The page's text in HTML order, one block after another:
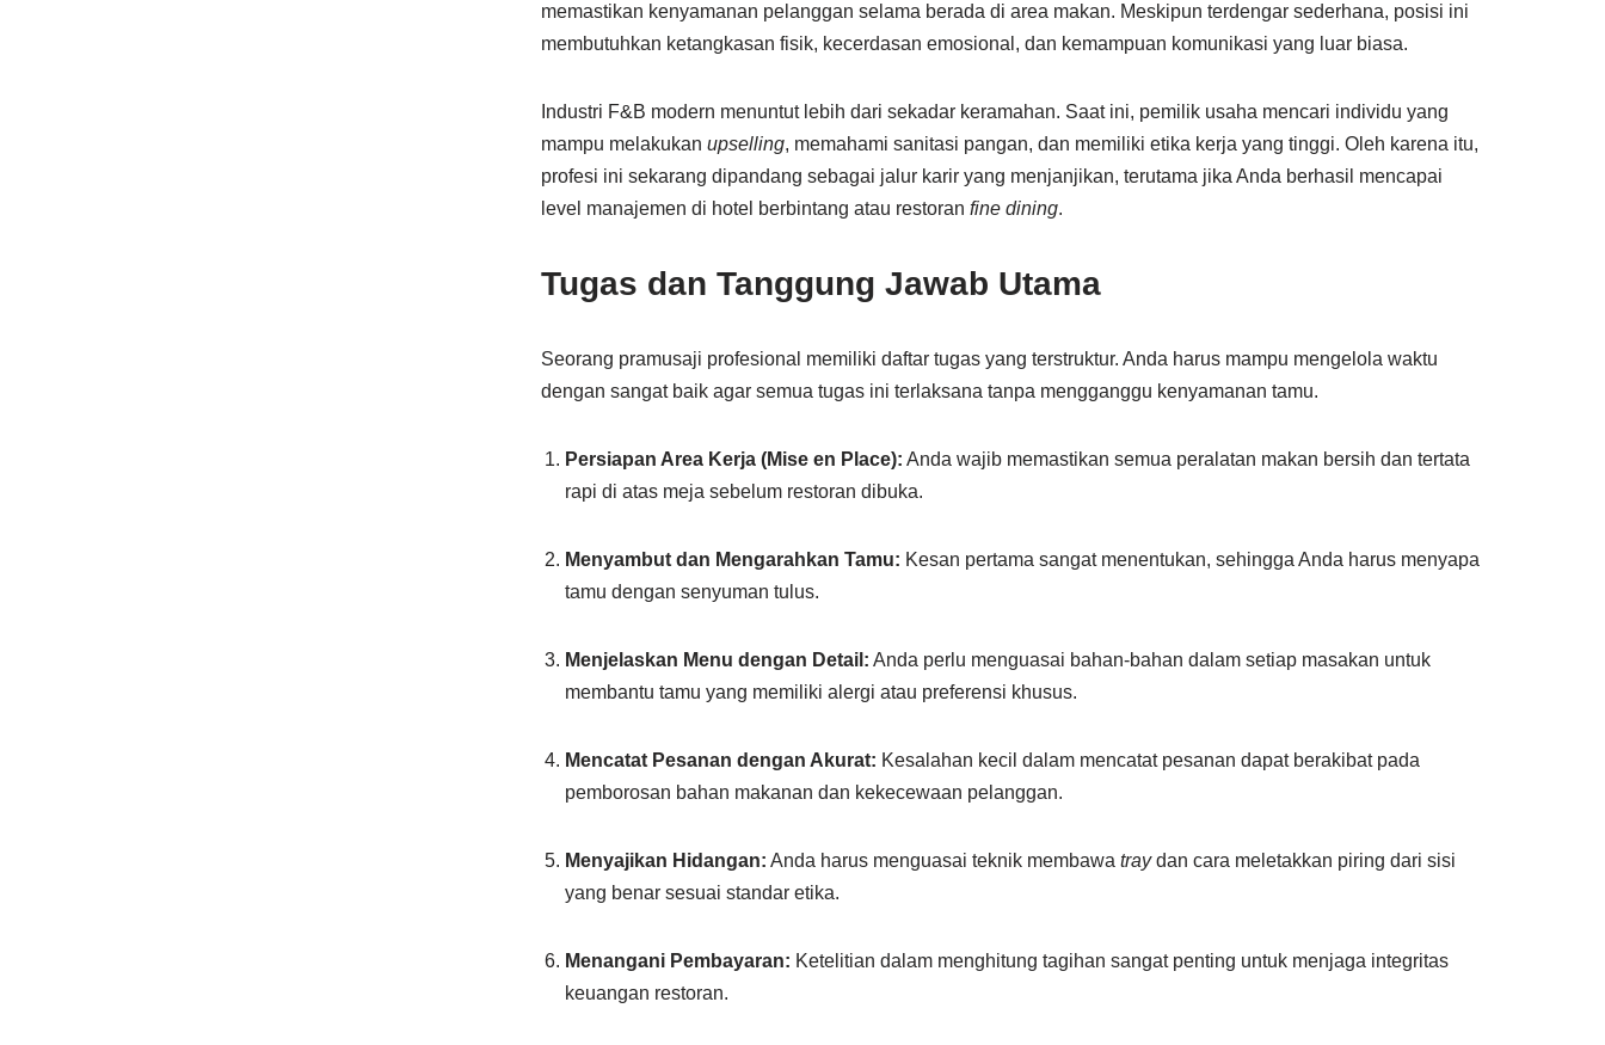
memastikan kenyamanan pelanggan selama berada di area makan. Meskipun terdengar sederhana, posisi ini
membutuhkan ketangkasan fisik, kecerdasan emosional, dan kemampuan komunikasi yang luar biasa.
Industri F&B modern menuntut lebih dari sekadar keramahan. Saat ini, pemilik usaha mencari individu yang
mampu melakukan upselling, memahami sanitasi pangan, dan memiliki etika kerja yang tinggi. Oleh karena itu,
profesi ini sekarang dipandang sebagai jalur karir yang menjanjikan, terutama jika Anda berhasil mencapai
level manajemen di hotel berbintang atau restoran fine dining.
Tugas dan Tanggung Jawab Utama
Seorang pramusaji profesional memiliki daftar tugas yang terstruktur. Anda harus mampu mengelola waktu
dengan sangat baik agar semua tugas ini terlaksana tanpa mengganggu kenyamanan tamu.
Persiapan Area Kerja (Mise en Place): Anda wajib memastikan semua peralatan makan bersih dan tertata
rapi di atas meja sebelum restoran dibuka.
Menyambut dan Mengarahkan Tamu: Kesan pertama sangat menentukan, sehingga Anda harus menyapa
tamu dengan senyuman tulus.
Menjelaskan Menu dengan Detail: Anda perlu menguasai bahan-bahan dalam setiap masakan untuk
membantu tamu yang memiliki alergi atau preferensi khusus.
Mencatat Pesanan dengan Akurat: Kesalahan kecil dalam mencatat pesanan dapat berakibat pada
pemborosan bahan makanan dan kekecewaan pelanggan.
Menyajikan Hidangan: Anda harus menguasai teknik membawa traydan cara meletakkan piring dari sisi
yang benar sesuai standar etika.
Menangani Pembayaran: Ketelitian dalam menghitung tagihan sangat penting untuk menjaga integritas
keuangan restoran.